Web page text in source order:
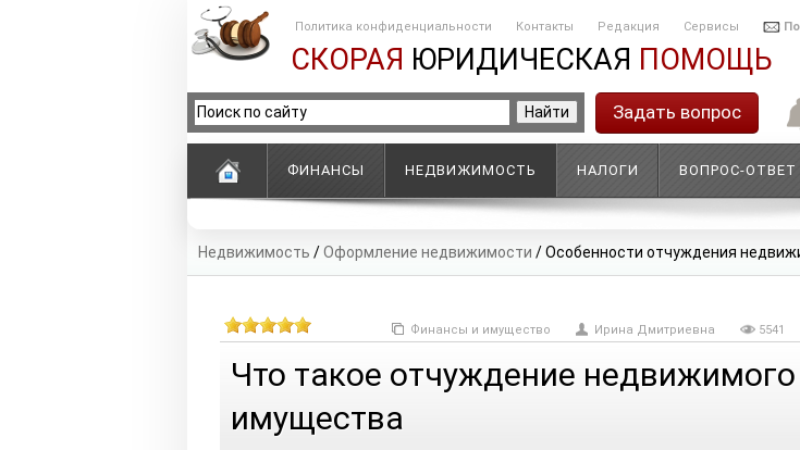
Политика конфиденциальности Контакты Редакция Сервисы
СКОРАЯ ЮРИДИЧЕСКАЯ ПОМОЩЬ
Задать вопрос
ФИНАНСЫ НЕДВИЖИМОСТЬ НАЛОГИ ВОПРОС-ОТВЕТ
Недвижимость /Оформление недвижимости /Особенности отчуждения
Финансы и имущество Ирина Дмитриевна 5541
Что такое отчуждение недвижимого
имущества